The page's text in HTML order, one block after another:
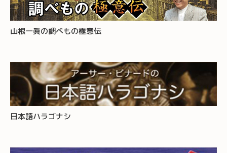
山根一眞の調べもの極意伝
日本語ハラゴナシ